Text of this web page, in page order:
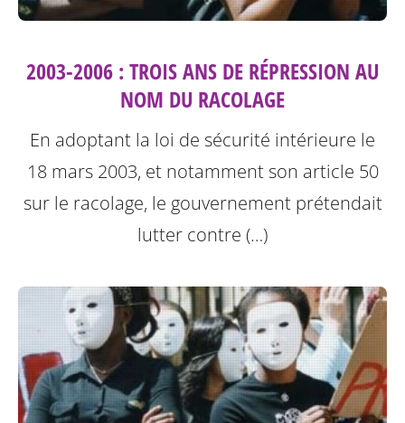
2003-2006 : TROIS ANS DE RÉPRESSION AU
NOM DU RACOLAGE
En adoptant la loi de sécurité intérieure le
18 mars 2003, et notamment son article 50
sur le racolage, le gouvernement prétendait
lutter contre (…)